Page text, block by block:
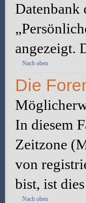
Datenbank
angezeigt.
Nach oben
Die
In diesem
Zeitzone
von
bist, ist
Nach oben